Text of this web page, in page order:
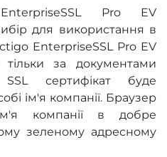
Pro EV
для використання в
EnterpriseSSL Pro EV
тільки за документами
SSL сертифікат буде
ім'я компанії. Браузер
компанії в добре
зеленому адресному